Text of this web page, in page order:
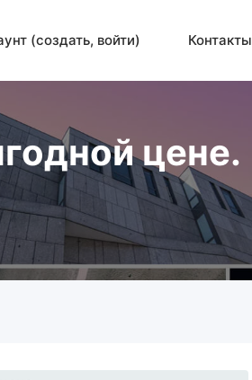
(создать, войти) Контакты
цене.